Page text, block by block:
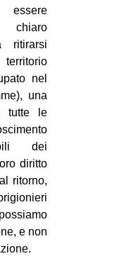
chiaro
ritirarsi
nel
una
tutte le
dei
diritto
ritorno,
e non